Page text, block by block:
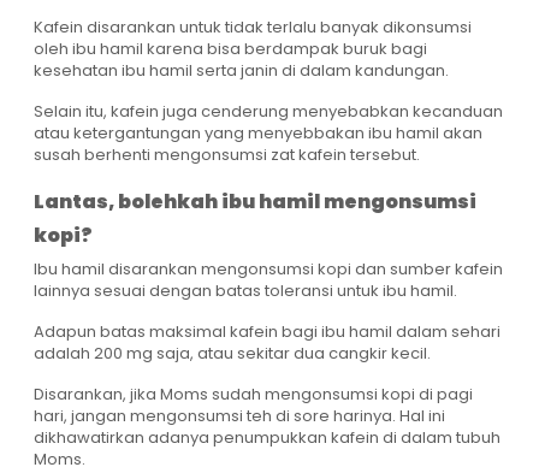
Kafein disarankan untuk tidak terlalu banyak dikonsumsi
oleh ibu hamil karena bisa berdampak buruk bagi
kesehatan ibu hamil serta janin di dalam kandungan.
Selain itu, kafein juga cenderung menyebabkan kecanduan
atau ketergantungan yang menyebbakan ibu hamil akan
susah berhenti mengonsumsi zat kafein tersebut.
Lantas, bolehkah ibu hamil mengonsumsi
kopi?
Ibu hamil disarankan mengonsumsi kopi dan sumber kafein
lainnya sesuai dengan batas toleransi untuk ibu hamil.
Adapun batas maksimal kafein bagi ibu hamil dalam sehari
adalah 200 mg saja, atau sekitar dua cangkir kecil.
Disarankan, jika Moms sudah mengonsumsi kopi di pagi
hari, jangan mengonsumsi teh di sore harinya. Hal ini
dikhawatirkan adanya penumpukkan kafein di dalam tubuh
Moms.